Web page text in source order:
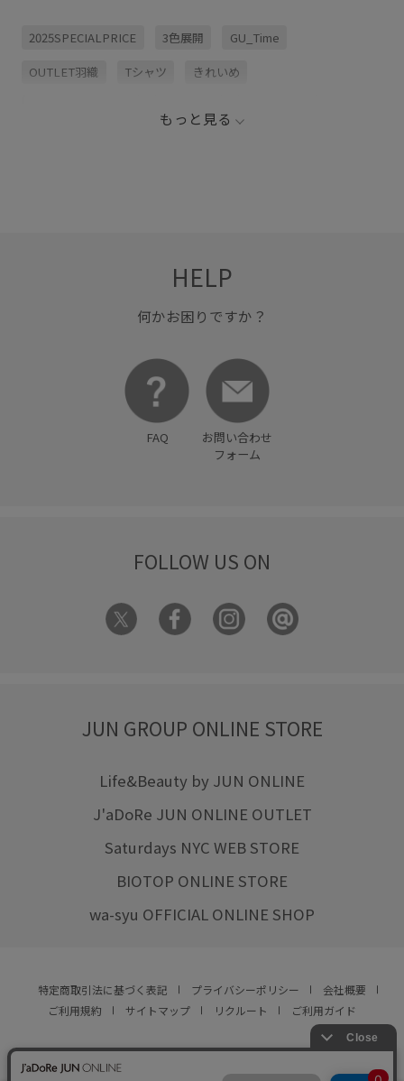
2025SPECIALPRICE 3色展開 GU_Time
OUTLET羽織 Tシャツ きれいめ
着回しやすい
華やか Ｔシャツ
もっと見る
HELP
何かお困りですか？
FAQ
お問い合わせ
フォーム
FOLLOW US ON
JUN GROUP ONLINE STORE
Life&Beauty by JUN ONLINE
J'aDoRe JUN ONLINE OUTLET
Saturdays NYC WEB STORE
BIOTOP ONLINE STORE
wa-syu OFFICIAL ONLINE SHOP
特定商取引法に基づく表記 プライバシーポリシー
会社概要
ご利用規約
サイトマップ リクルート ご利用ガイド